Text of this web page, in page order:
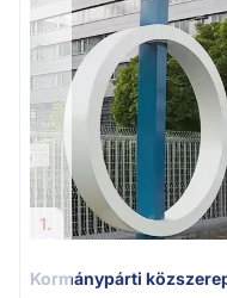
1.
Kormánypárti